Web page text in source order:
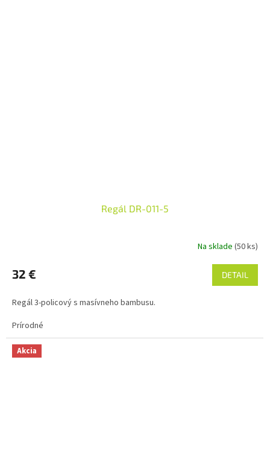
Regál DR-011-5
Na sklade (50 ks)
32 € DETAIL
Regál 3-policový s masívneho bambusu.
Prírodné
Akcia